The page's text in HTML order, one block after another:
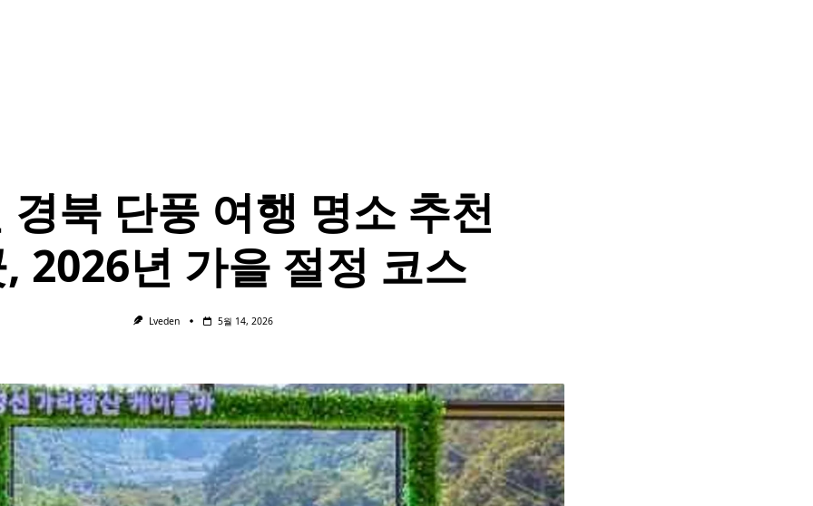
경북 단풍 여행 명소 추천
2026년 가을 절정 코스
Lveden 5월 14, 2026